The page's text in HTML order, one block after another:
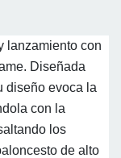
lanzamiento con
Diseñada
diseño evoca la
con la
los
de alto